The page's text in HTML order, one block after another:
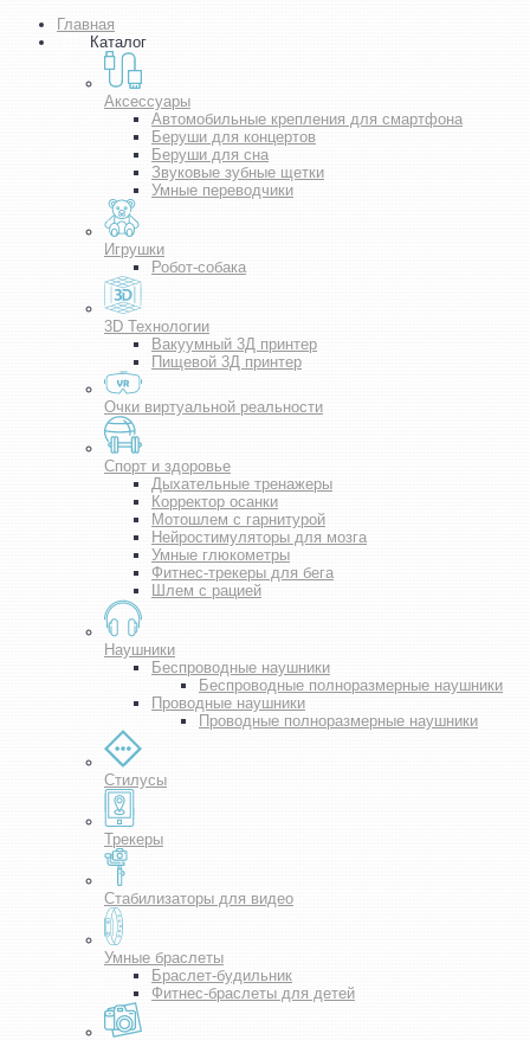
Главная
Каталог
Аксессуары
Автомобильные крепления для смартфона
Беруши для концертов
Беруши для сна
Звуковые зубные щетки
Умные переводчики
Игрушки
Робот-собака
3D Технологии
Вакуумный 3Д принтер
Пищевой 3Д принтер
Очки виртуальной реальности
Спорт и здоровье
Дыхательные тренажеры
Корректор осанки
Мотошлем с гарнитурой
Нейростимуляторы для мозга
Умные глюкометры
Фитнес-трекеры для бега
Шлем с рацией
Наушники
Беспроводные наушники
Беспроводные полноразмерные наушники
Проводные наушники
Проводные полноразмерные наушники
Стилусы
Трекеры
Стабилизаторы для видео
Умные браслеты
Браслет-будильник
Фитнес-браслеты для детей